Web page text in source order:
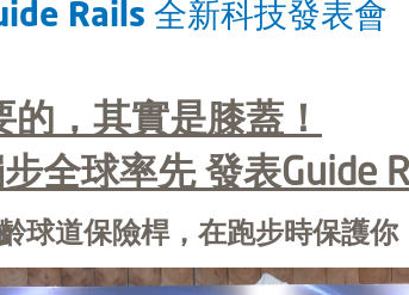
Rails 全新科技發表會
的，其實是膝蓋！
全球率先 發表Guide
球道保險桿，在跑步時保護你